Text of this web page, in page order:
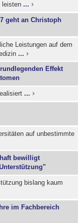
leisten...
geht an Christoph
Leistungen auf dem
...
Effekt
...
auf unbestimmte
bewilligt
bislang kaum
im Fachbereich